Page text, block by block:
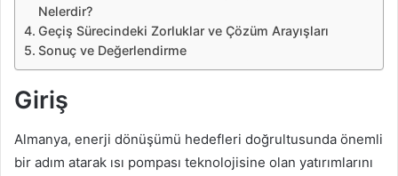
Nelerdir?
Geçiş Sürecindeki Zorluklar ve Çözüm Arayışları
Sonuç ve Değerlendirme
Giriş
Almanya, enerji dönüşümü hedefleri doğrultusunda önemli
bir adım atarak ısı pompası teknolojisine olan yatırımlarını